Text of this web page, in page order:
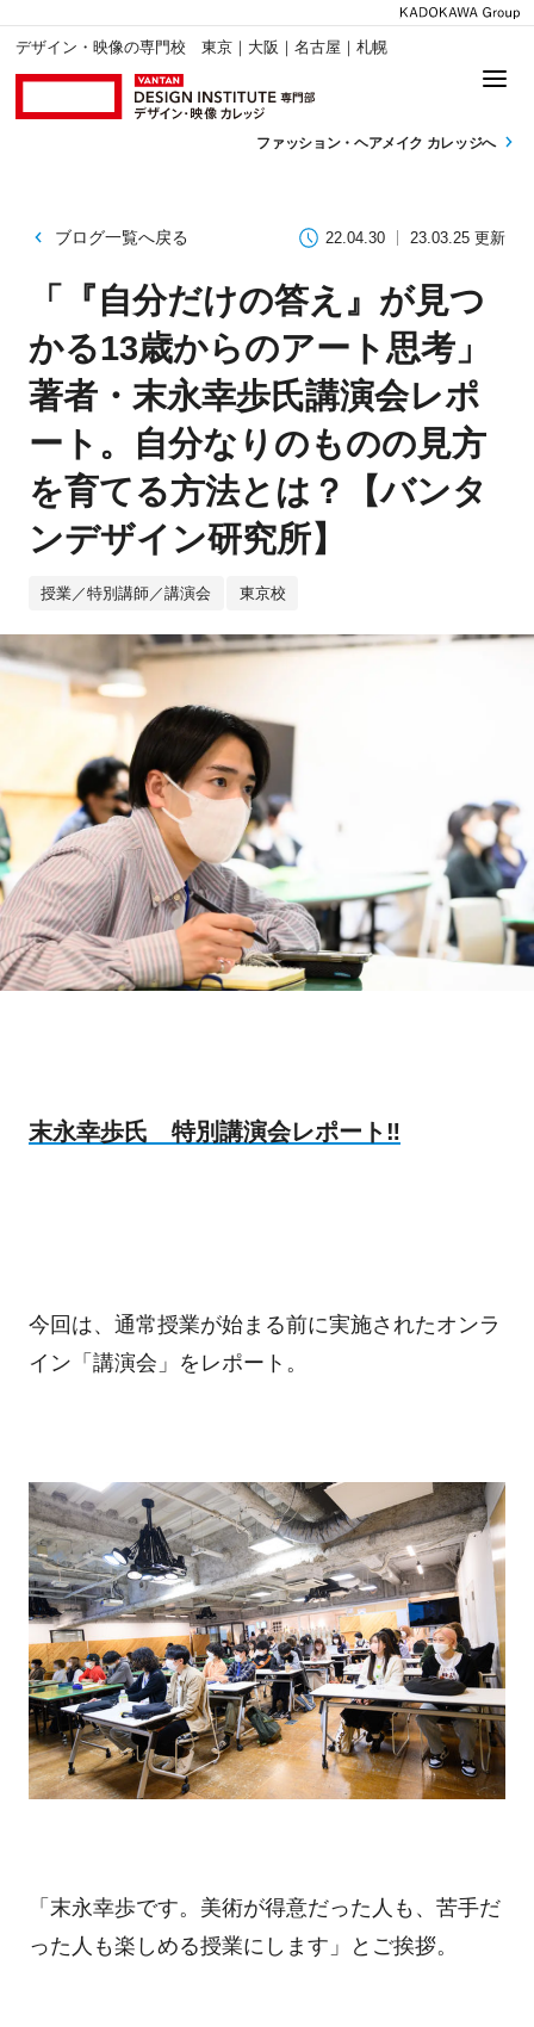
デザイン・映像の専門校 東京｜大阪｜名古屋｜札幌
ファッション・ ヘアメイク カレッジへ
ブログ一覧へ戻る 22.04.30 23.03.25 更新
「『自分だけの答え』が見つ
かる13歳からのアート思考」
著者・末永幸歩氏講演会レポ
ート。自分なりのものの見方
を育てる方法とは？【バンタ
ンデザイン研究所】
授業／特別講師／講演会 東京校
末永幸歩氏 特別講演会レポート‼
今回は、通常授業が始まる前に実施されたオンラ
イン「講演会」をレポート。
「末永幸歩です。美術が得意だった人も、苦手だ
った人も楽しめる授業にします」とご挨拶。